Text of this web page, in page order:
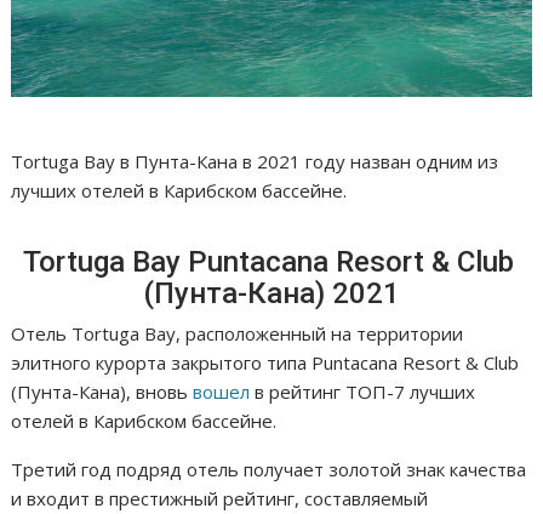
Tortuga Bay в Пунта-Кана в 2021 году назван одним из
лучших отелей в Карибском бассейне.
Tortuga Bay Puntacana Resort & Club
(Пунта-Кана) 2021
Отель Tortuga Bay, расположенный на территории
элитного курорта закрытого типа Puntacana Resort & Club
(Пунта-Кана), вновьвошел в рейтинг ТОП-7 лучших
отелей в Карибском бассейне.
Третий год подряд отель получает золотой знак качества
и входит в престижный рейтинг, составляемый